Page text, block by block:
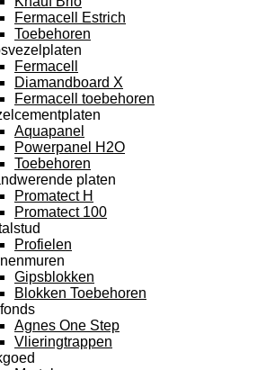
Fermacell Estrich
Toebehoren
Fermacell
Diamandboard X
Fermacell toebehoren
Aquapanel
Powerpanel H2O
Toebehoren
platen
Promatect H
Promatect 100
Profielen
Gipsblokken
Blokken Toebehoren
Agnes One Step
Vlieringtrappen